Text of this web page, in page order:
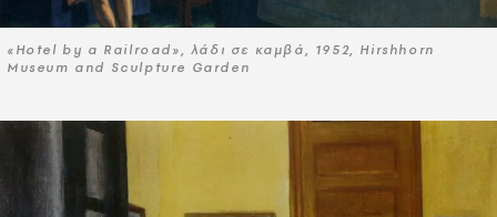
«Hotel by a Railroad», λάδι σε καμβά, 1952, Hirshhorn
Museum and Sculpture Garden